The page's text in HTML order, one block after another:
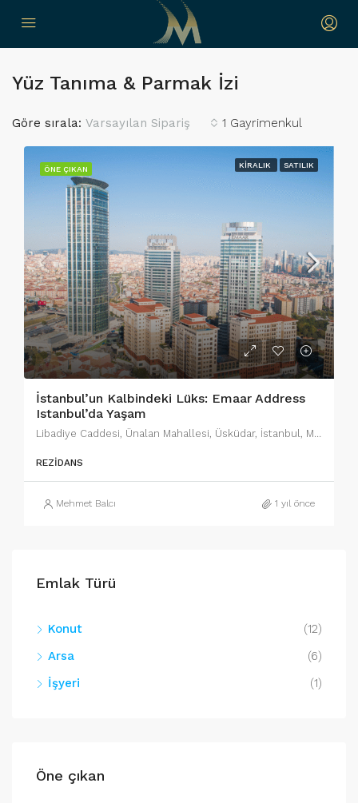
Yüz Tanıma & Parmak İzi
1 Gayrimenkul
Göre sırala: Varsayılan Sipariş
ÖNE ÇIKAN KIRALIK SATILIK
İstanbul’un Kalbindeki Lüks: Emaar Address
Istanbul’da Yaşam
Libadiye Caddesi, Ünalan Mahallesi, Üsküdar, İstanbul, Marmara Bölgesi, 34700, Türkiye
REZIDANS
Mehmet Balcı 1 yıl önce
Emlak Türü
Konut
(12)
Arsa
(6)
İşyeri
(1)
Öne çıkan